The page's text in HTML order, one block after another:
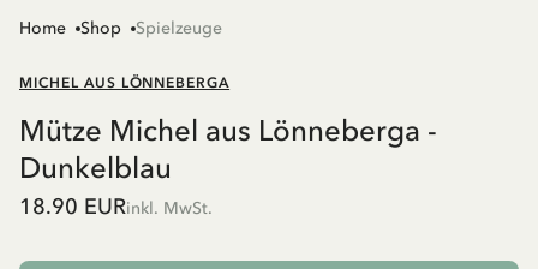
Home Shop Spielzeuge
MICHEL AUS LÖNNEBERGA
Mütze Michel aus Lönneberga -
Dunkelblau
18.90 EURinkl. MwSt.